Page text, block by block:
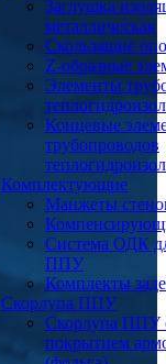
Заглушка
металлическая
Скользящие
Z-образные
Элементы
Концевые
трубопроводов
Комплектующие
Манжеты
Система ОДК
ППУ
Комплекты
Скорлупа ППУ
Скорлупа ППУ
покрытием